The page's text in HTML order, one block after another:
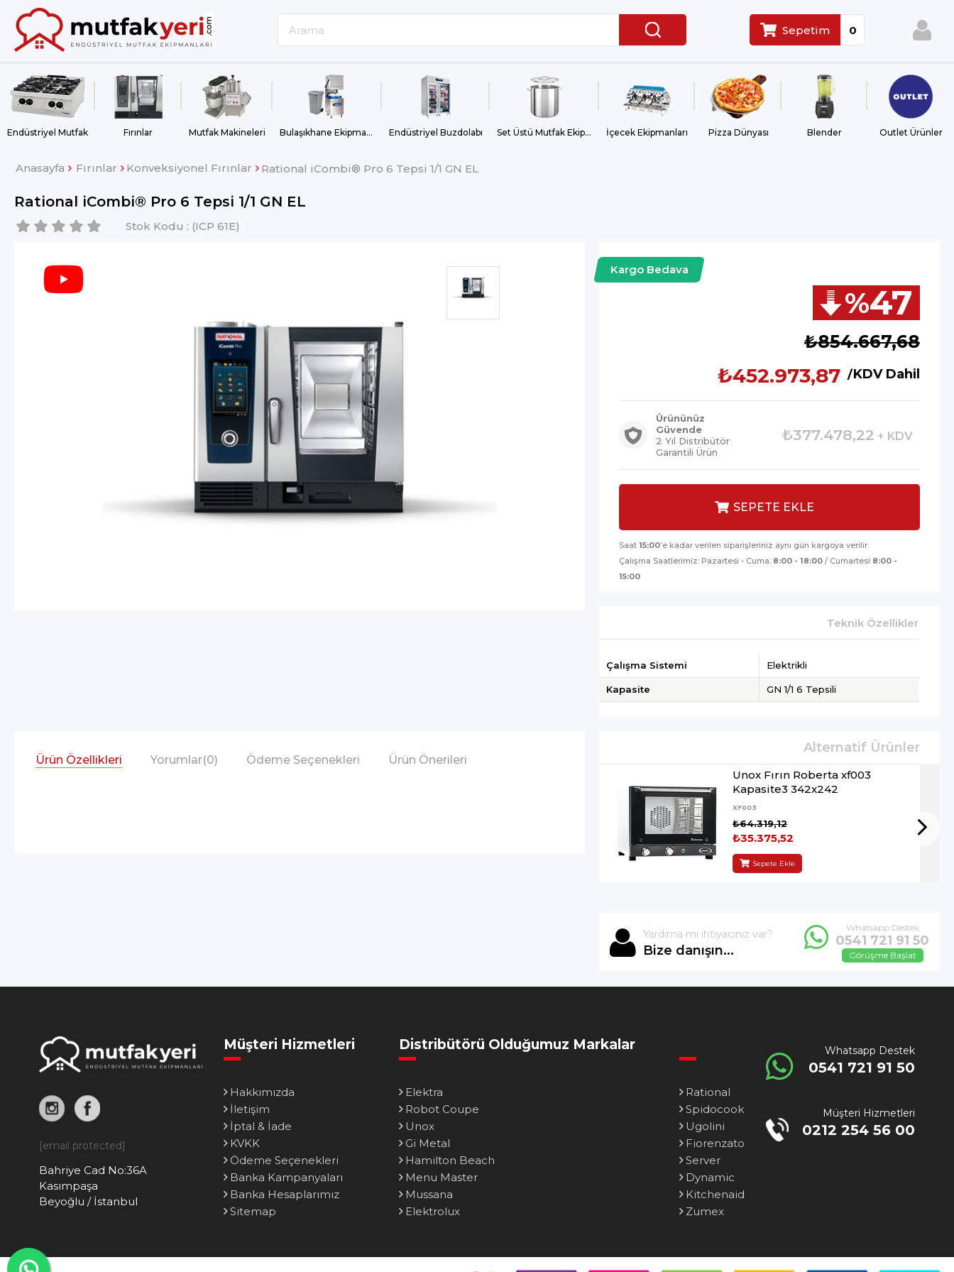
Sepetim 0
Endüstriyel Mutfak Fırınlar Mutfak Makineleri Bulaşıkhane Ekipmanları Endüstriyel Buzdolabı Set Üstü Mutfak Ekipmanları İçecek Ekipmanları Pizza Dünyası Blender Outlet Ürünler
Anasayfa Fırınlar Konveksiyonel Fırınlar Rational iCombi® Pro 6 Tepsi 1/1 GN EL
Rational iCombi® Pro 6 Tepsi 1/1 GN EL
Stok Kodu (ICP 61E)
Kargo Bedava
%47
İndirim
₺854.667,68
KDV Dahil
₺452.973,87
Ürününüz
Güvende
2 Yıl Distribütör
Garantili Ürün
₺377.478,22 + KDV
Saat 15:00’e kadar verilen siparişleriniz aynı gün kargoya verilir.
Çalışma Saatlerimiz: Pazartesi - Cuma: 8:00 - 18:00 / Cumartesi 8:00 -
15:00
Teknik Özellikler
Çalışma Sistemi Elektrikli
Kapasite GN 1/1 6 Tepsili
Unox Fırın Roberta xf003
Kapasite3 342x242
XF003
₺35.375,52
₺64.319,12
Sepete Ekle
Ürün Özellikleri Yorumlar(0) Ödeme Seçenekleri Ürün Önerileri
Yardıma mı ihtiyacınız var?
Bize danışın...
Whatsapp Destek
0541 721 91 50
Görüşme Başlat
[email protected]
Bahriye Cad No:36A
Kasımpaşa
Beyoğlu / İstanbul
Müşteri Hizmetleri
Hakkımızda
İletişim
İptal & İade
KVKK
Ödeme Seçenekleri
Banka Kampanyaları
Banka Hesaplarımız
Sitemap
Distribütörü Olduğumuz Markalar
Elektra
Robot Coupe
Unox
Gi Metal
Hamilton Beach
Menu Master
Mussana
Elektrolux
Rational
Spidocook
Ugolini
Fiorenzato
Server
Dynamic
Kitchenaid
Zumex
Whatsapp Destek
0541 721 91 50
Müşteri Hizmetleri
0212 254 56 00